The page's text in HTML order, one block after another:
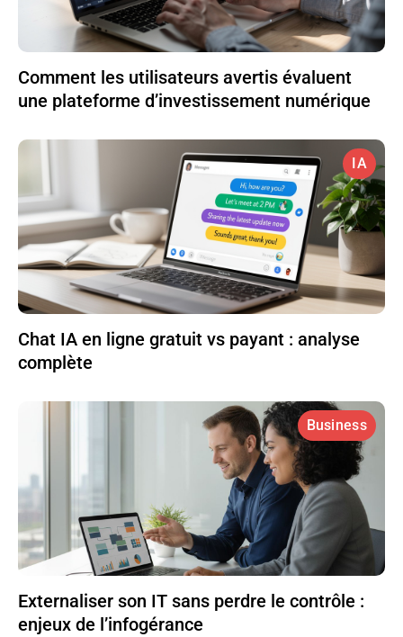
Comment les utilisateurs avertis évaluent
une plateforme d’investissement numérique
IA
Chat IA en ligne gratuit vs payant : analyse
complète
Business
Externaliser son IT sans perdre le contrôle :
enjeux de l’infogérance